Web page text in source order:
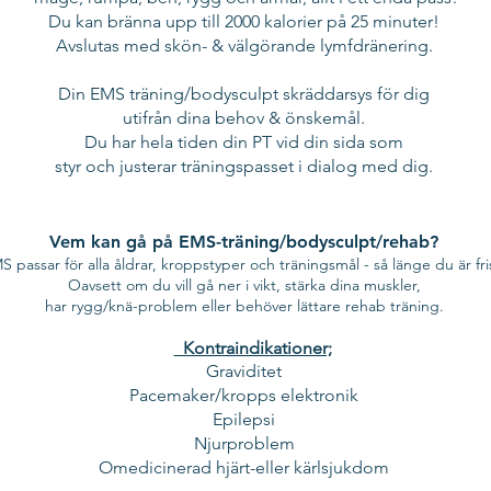
Du kan bränna upp till 2000 kalorier på 25 minuter!
Avslutas med skön- & välgörande lymfdränering.
Din EMS träning/bodysculpt skräddarsys för dig
utifrån dina behov & önskemål.
Du har hela tiden din PT vid din sida som
styr och justerar träningspasset i dialog med dig.
Vem kan gå på EMS-träning/bodysculpt/rehab?
passar för alla åldrar, kroppstyper och träningsmål - så länge du är
Oavsett om du vill gå ner i vikt, stärka dina muskler,
har rygg/knä-problem eller behöver lättare rehab träning.
Kontraindikationer;
Graviditet
Pacemaker/kropps elektronik
Epilepsi
Njurproblem
Omedicinerad hjärt-eller kärlsjukdom